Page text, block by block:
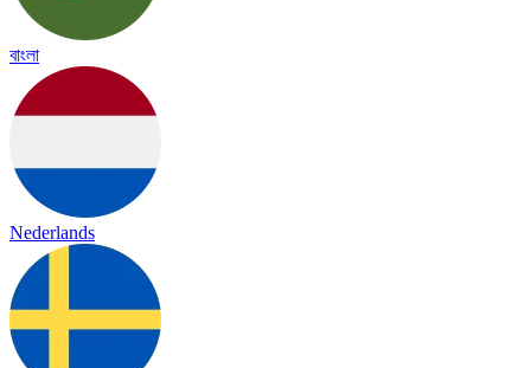
বাংলা
Nederlands